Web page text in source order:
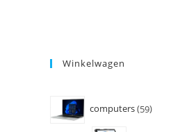
Winkelwagen
computers 59